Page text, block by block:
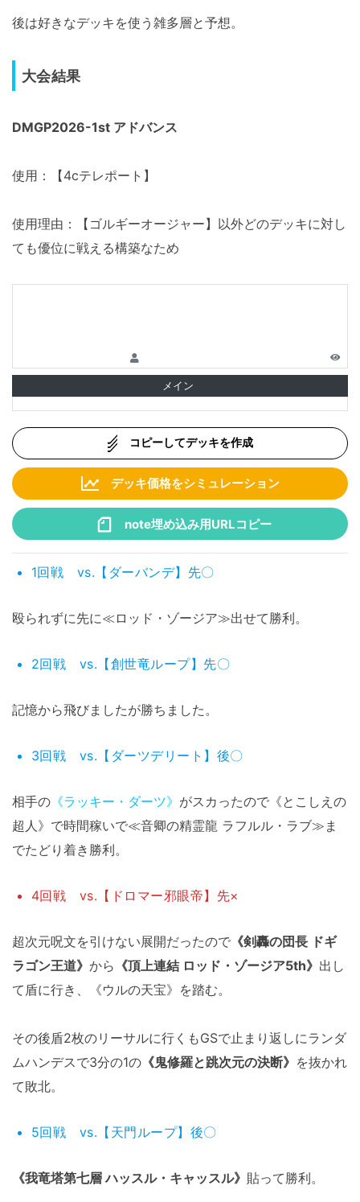
後は好きなデッキを使う雑多層と予想。
大会結果
DMGP2026-1st アドバンス
使用：【4cテレポート】
使用理由：【ゴルギーオージャー】以外どのデッキに対し
ても優位に戦える構築なため
メイン
コピーしてデッキを作成
デッキ価格をシミュレーション
note埋め込み用URLコピー
1回戦 vs.【ダーバンデ】先〇
殴られずに先に≪ロッド・ゾージア≫出せて勝利。
2回戦 vs.【創世竜ループ】先〇
記憶から飛びましたが勝ちました。
3回戦 vs.【ダーツデリート】後〇
相手の 《ラッキー・ダーツ》 がスカったので《とこしえの
超人》で時間稼いで≪音卿の精霊龍 ラフルル・ラブ≫ま
でたどり着き勝利。
4回戦 vs.【ドロマー邪眼帝】先×
超次元呪文を引けない展開だったので 《剣轟の団長 ドギ
ラゴン王道》 から 《頂上連結 ロッド・ゾージア5th》 出し
て盾に行き、《ウルの天宝》を踏む。
その後盾2枚のリーサルに行くもGSで止まり返しにランダ
ムハンデスで3分の1の 《鬼修羅と跳次元の決断》 を抜かれ
て敗北。
5回戦 vs.【天門ループ】後〇
《我竜塔第七層 ハッスル・キャッスル》 貼って勝利。